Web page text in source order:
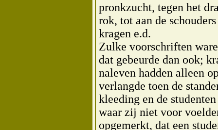
pronkzucht, tegen het
rok, tot aan de
kragen e.d.
Zulke voorschriften
dat gebeurde dan ook;
naleven hadden alleen
verlangde toen de
kleeding en de
waar zij niet voor
opgemerkt, dat een